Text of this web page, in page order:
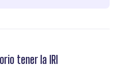
tener la IRI